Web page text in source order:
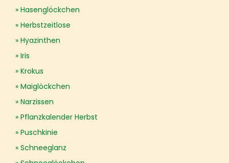
Hasenglöckchen
Herbstzeitlose
Hyazinthen
Iris
Krokus
Maiglöckchen
Narzissen
Pflanzkalender Herbst
Puschkinie
Schneeglanz